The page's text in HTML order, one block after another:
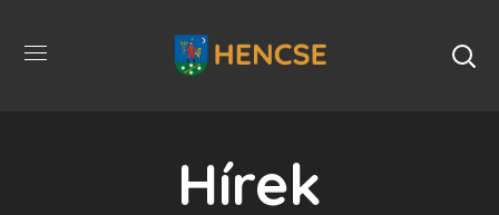
Hírek